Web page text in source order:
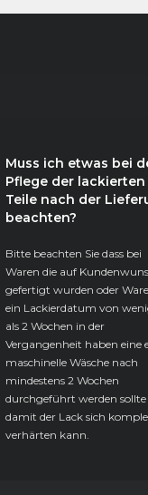
Muss ich etwas bei
Pflege der lackierten
Teile nach der
beachten?
Bitte beachten Sie dass bei
Waren die auf
gefertigt wurden oder
ein Lackierdatum von
als 2 Wochen in der
Vergangenheit haben eine
maschinelle Wäsche nach
mindestens 2 Wochen
durchgeführt werden sollte
damit der Lack sich
verhärten kann.